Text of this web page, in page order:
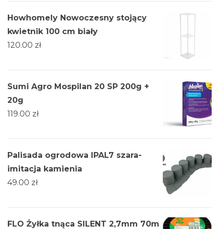
Howhomely Nowoczesny stojący
kwietnik 100 cm biały
120.00 zł
Sumi Agro Mospilan 20 SP 200g +
20g
119.00 zł
Palisada ogrodowa IPAL7 szara-
imitacja kamienia
49.00 zł
FLO Żyłka tnąca SILENT 2,7mm 70m